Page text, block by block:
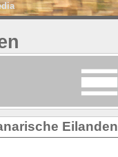
Eilanden